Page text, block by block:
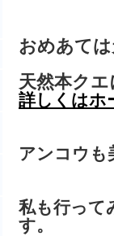
おめあて
天然本ク
詳しくはホ
アンコウも
私も行って
す。